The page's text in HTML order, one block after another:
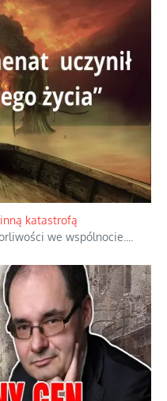
katastrofą
we wspólnocie.